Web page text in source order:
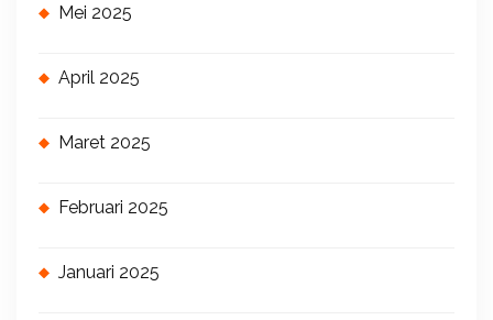
Mei 2025
April 2025
Maret 2025
Februari 2025
Januari 2025